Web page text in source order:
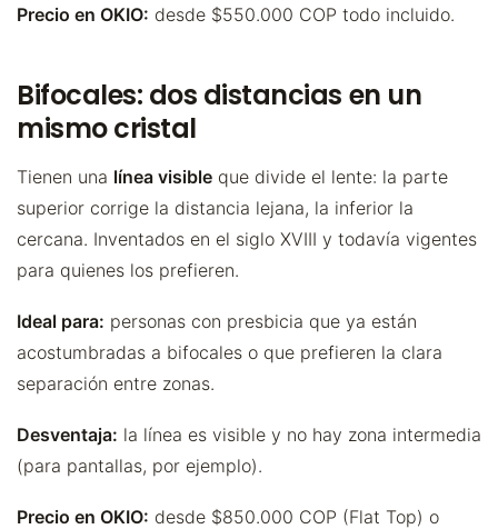
Precio en OKIO: desde $550.000 COP todo incluido.
Bifocales: dos distancias en un
mismo cristal
Tienen una línea visible que divide el lente: la parte
superior corrige la distancia lejana, la inferior la
cercana. Inventados en el siglo XVIII y todavía vigentes
para quienes los prefieren.
Ideal para: personas con presbicia que ya están
acostumbradas a bifocales o que prefieren la clara
separación entre zonas.
Desventaja: la línea es visible y no hay zona intermedia
(para pantallas, por ejemplo).
Precio en OKIO: desde $850.000 COP (Flat Top) o